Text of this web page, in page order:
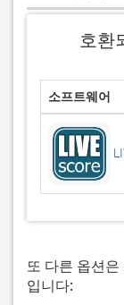
호환
소프트웨어
또 다른 옵션은
입니다: